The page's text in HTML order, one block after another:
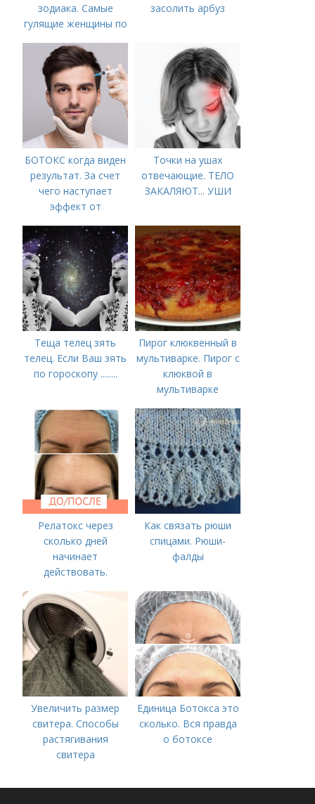
зодиака. Самые
гулящие женщины по
засолить арбуз
БОТОКС когда виден
результат. За счет
чего наступает
эффект от
Точки на ушах
отвечающие. ТЕЛО
ЗАКАЛЯЮТ... УШИ
Теща телец зять
телец. Если Ваш зять
по гороскопу ........
Пирог клюквенный в
мультиварке. Пирог с
клюквой в
мультиварке
Релатокс через
сколько дней
начинает
действовать.
«Ботоксом»
Как связать рюши
спицами. Рюши-
фалды
Увеличить размер
свитера. Способы
растягивания
свитера
Единица Ботокса это
сколько. Вся правда
о ботоксе